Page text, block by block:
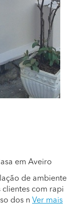
em Aveiro
de ambiente
com rapi
dos n Ver mais